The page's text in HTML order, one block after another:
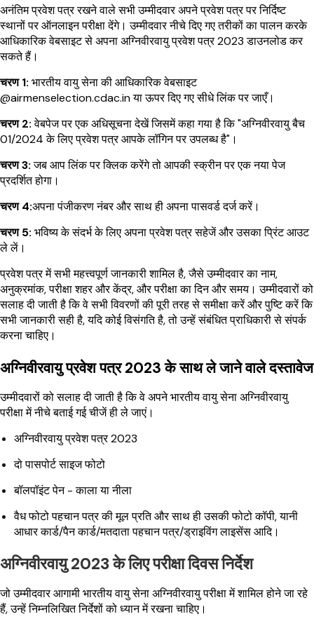
अनंतिम प्रवेश पत्र रखने वाले सभी उम्मीदवार अपने प्रवेश पत्र पर निर्दिष्ट
स्थानों पर ऑनलाइन परीक्षा देंगे। उम्मीदवार नीचे दिए गए तरीकों का पालन करके
आधिकारिक वेबसाइट से अपना अग्निवीरवायु प्रवेश पत्र 2023 डाउनलोड कर
सकते हैं।
चरण 1: भारतीय वायु सेना की आधिकारिक वेबसाइट
@airmenselection.cdac.in या ऊपर दिए गए सीधे लिंक पर जाएँ।
चरण 2:वेबपेज पर एक अधिसूचना देखें जिसमें कहा गया है कि "अग्निवीरवायु बैच
01/2024 के लिए प्रवेश पत्र आपके लॉगिन पर उपलब्ध है"।
चरण 3:जब आप लिंक पर क्लिक करेंगे तो आपकी स्क्रीन पर एक नया पेज
प्रदर्शित होगा।
चरण 4:अपना पंजीकरण नंबर और साथ ही अपना पासवर्ड दर्ज करें।
चरण 5: भविष्य के संदर्भ के लिए अपना प्रवेश पत्र सहेजें और उसका प्रिंट आउट
ले लें।
प्रवेश पत्र में सभी महत्त्वपूर्ण जानकारी शामिल है, जैसे उम्मीदवार का नाम,
अनुक्रमांक, परीक्षा शहर और केंद्र, और परीक्षा का दिन और समय। उम्मीदवारों को
सलाह दी जाती है कि वे सभी विवरणों की पूरी तरह से समीक्षा करें और पुष्टि करें कि
सभी जानकारी सही है, यदि कोई विसंगति है, तो उन्हें संबंधित प्राधिकारी से संपर्क
करना चाहिए।
अग्निवीरवायु प्रवेश पत्र 2023 के साथ ले जाने वाले दस्तावेज
उम्मीदवारों को सलाह दी जाती है कि वे अपने भारतीय वायु सेना अग्निवीरवायु
परीक्षा में नीचे बताई गई चीजें ही ले जाएं।
अग्निवीरवायु प्रवेश पत्र 2023
दो पासपोर्ट साइज फोटो
बॉलपॉइंट पेन - काला या नीला
वैध फोटो पहचान पत्र की मूल प्रति और साथ ही उसकी फोटो कॉपी, यानी
आधार कार्ड/पैन कार्ड/मतदाता पहचान पत्र/ड्राइविंग लाइसेंस आदि।
अग्निवीरवायु 2023 के लिए परीक्षा दिवस निर्देश
जो उम्मीदवार आगामी भारतीय वायु सेना अग्निवीरवायु परीक्षा में शामिल होने जा रहे
हैं, उन्हें निम्नलिखित निर्देशों को ध्यान में रखना चाहिए।